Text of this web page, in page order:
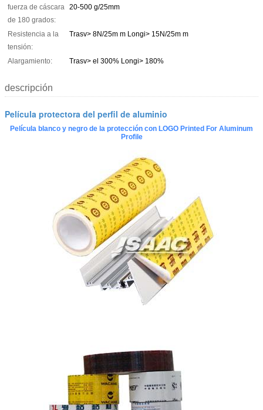
fuerza de cáscara
de 180 grados:
20-500 g/25mm
Resistencia a la
tensión:
Trasv> 8N/25m m Longi> 15N/25m m
Alargamiento: Trasv> el 300% Longi> 180%
descripción
Película protectora del perfil de aluminio
Película blanco y negro de la protección con LOGO Printed For Aluminum
Profile